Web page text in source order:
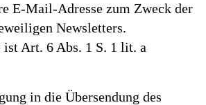
E-Mail-Adresse zum Zweck der
Newsletters.
ist Art. 6 Abs. 1 S. 1 lit. a
in die Übersendung des